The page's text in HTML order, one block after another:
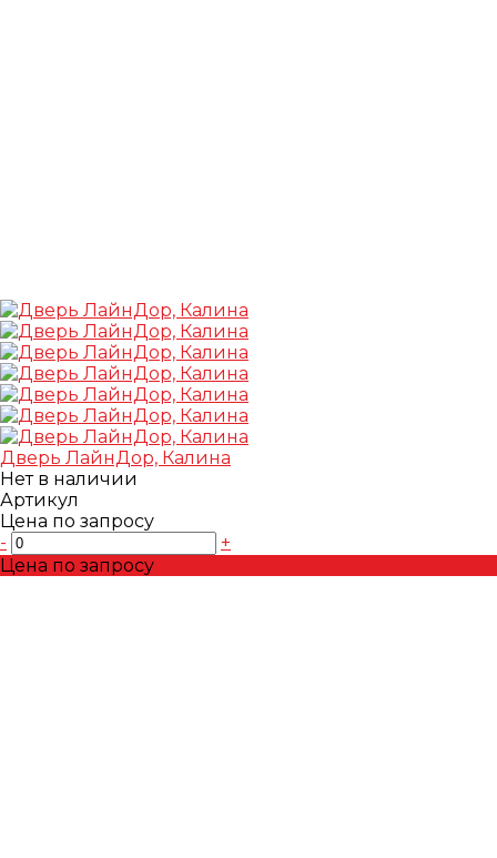
Дверь ЛайнДор, Калина
Нет в наличии
Артикул
Цена по запросу
-
+
Цена по запросу